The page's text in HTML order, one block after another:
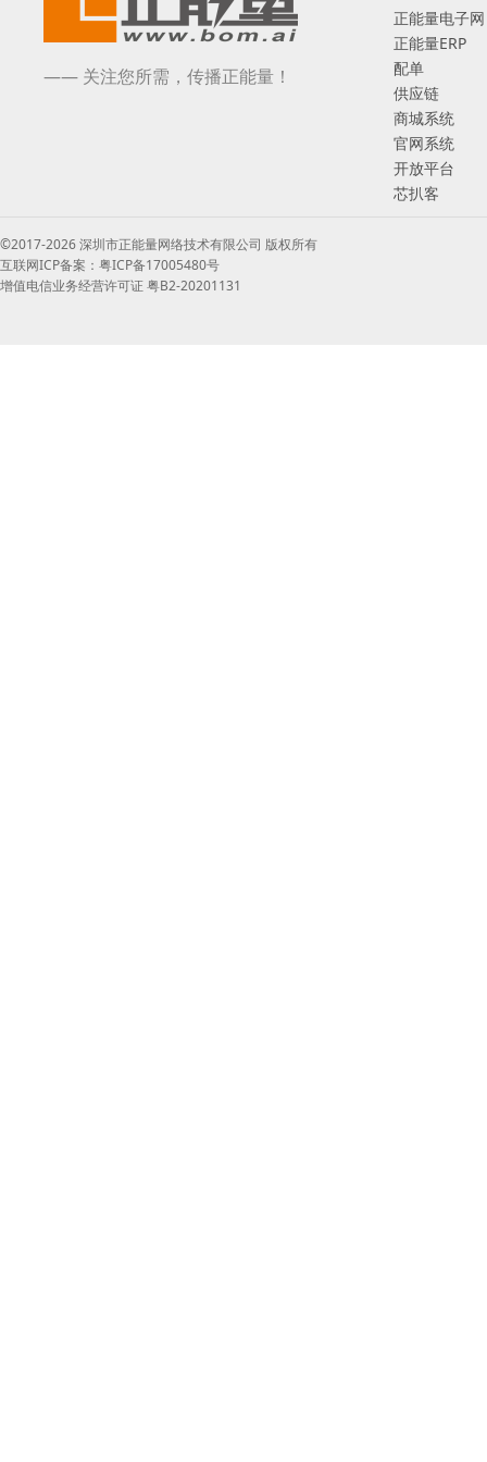
—— 关注您所需，传播正能量！
正能量电子网
正能量ERP
配单
供应链
商城系统
官网系统
开放平台
芯扒客
©2017-2026 深圳市正能量网络技术有限公司 版权所有
互联网ICP备案：粤ICP备17005480号
增值电信业务经营许可证 粤B2-20201131